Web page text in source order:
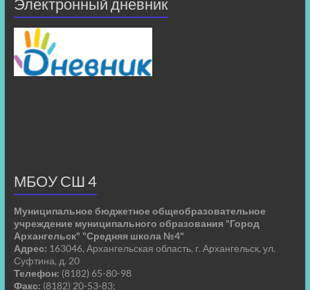
Электронный дневник
МБОУ СШ 4
Муниципальное бюджетное общеобразовательное
учреждение муниципального образования "Город
Архангельск" "Средняя школа №4"
Адрес: 163046, Архангельская область, г. Архангельск, ул.
Суфтина, д. 20
Телефон: (8182) 65-80-98
Факс: (8182) 20-53-83;